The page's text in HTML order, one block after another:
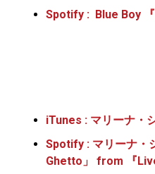
Spotify : Blue Boy
iTunes : マリーナ・
Spotify : マリーナ・
Ghetto」 from 『